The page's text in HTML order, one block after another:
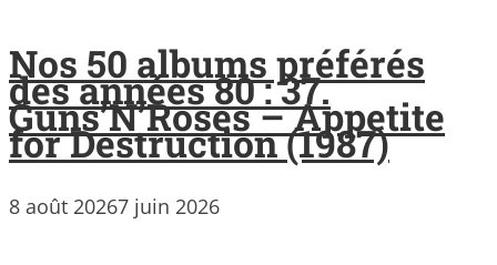
Nos 50 albums préférés
des années 80 : 37.
Guns’N’Roses – Appetite
for Destruction (1987)
8 août 20267 juin 2026